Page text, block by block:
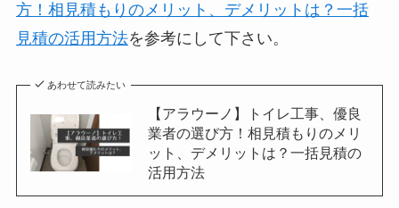
方！相見積もりのメリット、デメリットは？一括
見積の活用方法を参考にして下さい。
あわせて読みたい
【アラウーノ】トイレ工事、優良
業者の選び方！相見積もりのメリ
ット、デメリットは？一括見積の
活用方法